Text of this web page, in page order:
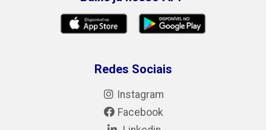
Redes Sociais
Instagram
Facebook